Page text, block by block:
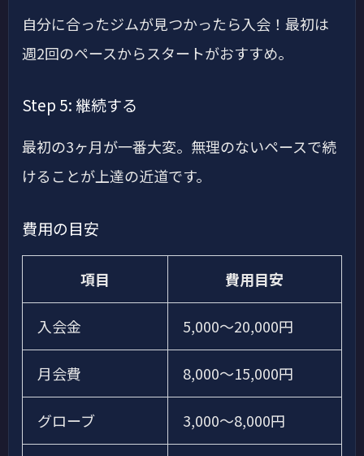
自分に合ったジムが見つかったら入会！最初は
週2回のペースからスタートがおすすめ。
Step 5: 継続する
最初の3ヶ月が一番大変。無理のないペースで続
けることが上達の近道です。
費用の目安
項目 費用目安
入会金 5,000〜20,000円
月会費 8,000〜15,000円
グローブ 3,000〜8,000円